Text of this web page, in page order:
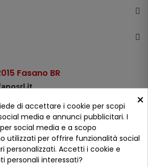
Fasano BR
478
98 51 100
×
di accettare i cookie per scopi
media e annunci pubblicitari. I
social media e a scopo
utilizzati per offrire funzionalità social
personalizzati. Accetti i cookie e
personali interessati?